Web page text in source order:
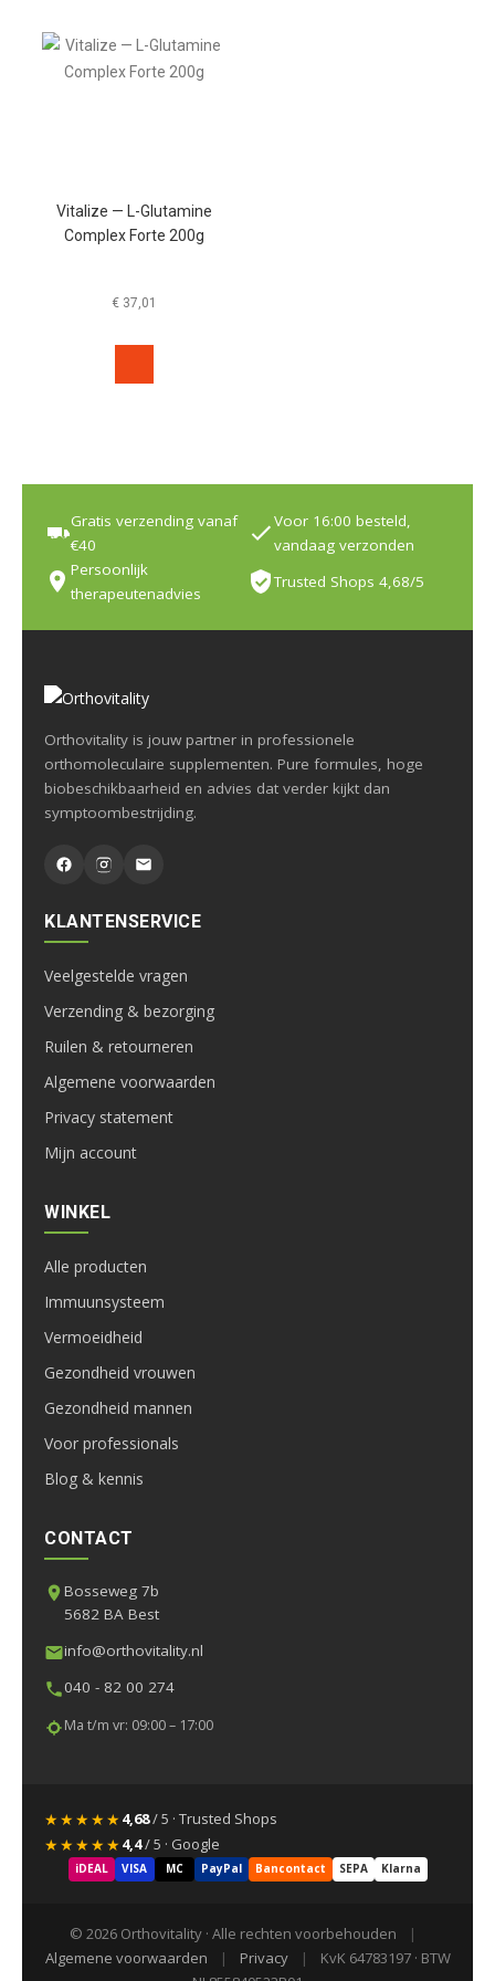
Vitalize — L-Glutamine
Complex Forte 200g
€ 37,01
Gratis verzending vanaf
€40
Voor 16:00 besteld,
vandaag verzonden
Persoonlijk
therapeutenadvies
Trusted Shops 4,68/5
Orthovitality is jouw partner in professionele
orthomoleculaire supplementen. Pure formules, hoge
biobeschikbaarheid en advies dat verder kijkt dan
symptoombestrijding.
KLANTENSERVICE
Veelgestelde vragen
Verzending & bezorging
Ruilen & retourneren
Algemene voorwaarden
Privacy statement
Mijn account
WINKEL
Alle producten
Immuunsysteem
Vermoeidheid
Gezondheid vrouwen
Gezondheid mannen
Voor professionals
Blog & kennis
CONTACT
Bosseweg 7b
5682 BA Best
info@orthovitality.nl
040 - 82 00 274
Ma t/m vr: 09:00 – 17:00
★★★★★4,68/ 5 · Trusted Shops
★★★★★4,4/ 5 · Google
iDEAL VISA MC PayPal Bancontact SEPA Klarna
© 2026 Orthovitality · Alle rechten voorbehouden
|
Algemene voorwaarden
| Privacy |
KvK 64783197 · BTW